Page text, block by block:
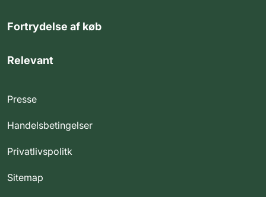
Fortrydelse af køb
Relevant
Presse
Handelsbetingelser
Privatlivspolitk
Sitemap